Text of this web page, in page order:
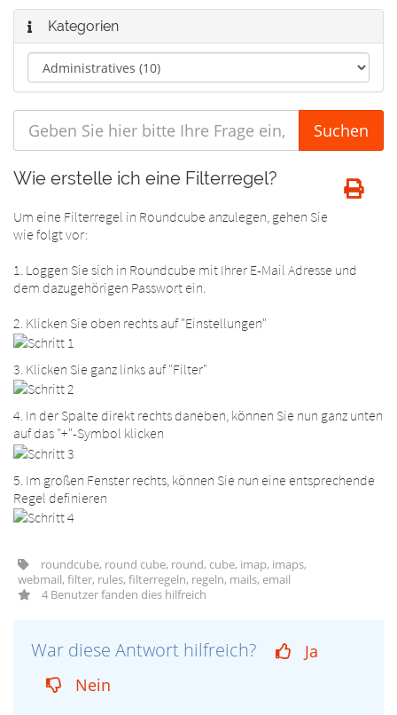
Kategorien
Wie erstelle ich eine Filterregel?
Um eine Filterregel in Roundcube anzulegen, gehen Sie
wie folgt vor:
1. Loggen Sie sich in Roundcube mit Ihrer E-Mail Adresse und
dem dazugehörigen Passwort ein.
2. Klicken Sie oben rechts auf "Einstellungen"
3. Klicken Sie ganz links auf "Filter"
4. In der Spalte direkt rechts daneben, können Sie nun ganz unten
auf das "+"-Symbol klicken
5. Im großen Fenster rechts, können Sie nun eine entsprechende
Regel definieren
roundcube, round cube, round, cube, imap, imaps,
webmail, filter, rules, filterregeln, regeln, mails, email
4 Benutzer fanden dies hilfreich
War diese Antwort hilfreich?
Ja
Nein